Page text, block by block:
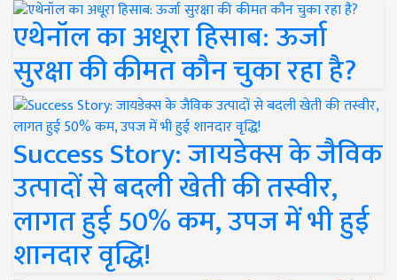
एथेनॉल का अधूरा हिसाब: ऊर्जा
सुरक्षा की कीमत कौन चुका रहा है?
Success Story: जायडेक्स के जैविक
उत्पादों से बदली खेती की तस्वीर,
लागत हुई 50% कम, उपज में भी हुई
शानदार वृद्धि!